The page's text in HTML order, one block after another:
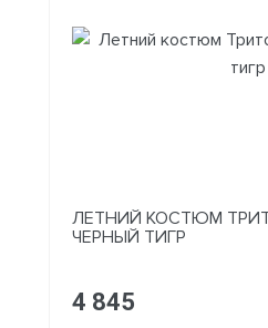
ЛЕТНИЙ КОСТЮМ
ЧЕРНЫЙ ТИГР
4 845